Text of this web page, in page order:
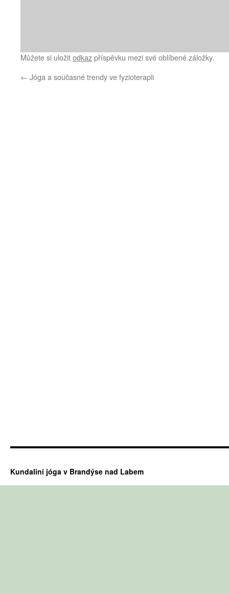
Můžete si uložitodkazpříspěvku mezi své oblíbené záložky.
← Jóga a současné trendy ve fyzioterapii
Kundaliní jóga v Brandýse nad Labem